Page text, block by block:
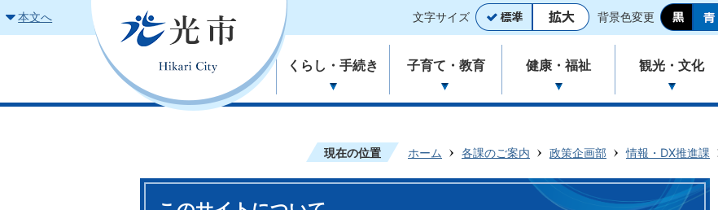
本文へ 文字サイズ 背景色変更
くらし・手続き 子育て・教育 健康・福祉 観光・文化
現在の位置 ホーム 各課のご案内 政策企画部 情報・DX推進課